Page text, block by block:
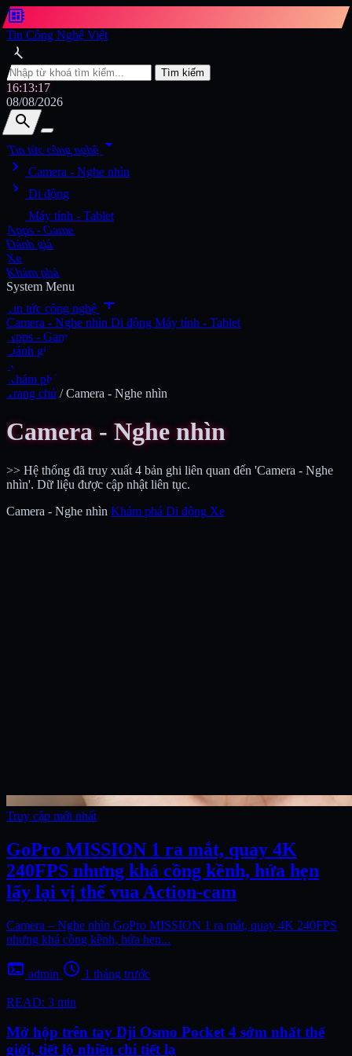
developer_board
Tin Công Nghệ Việt
search
Tìm kiếm
16:13:18
08/08/2026
search
search
Tin tức công nghệarrow_drop_down
chevron_right
Camera - Nghe nhìn
chevron_right Di động
Máy tính - Tablet
Apps - Game
Đánh giá
Xe
Khám phá
System Menu
Tin tức công nghệ add
Camera - Nghe nhìn Di động Máy tính - Tablet
Apps - Game
Đánh giá
Xe
Khám phá
Trang chủ / Camera - Nghe nhìn
Camera - Nghe nhìn
>> Hệ thống đã truy xuất 4 bản ghi liên quan đến 'Camera - Nghe
nhìn'. Dữ liệu được cập nhật liên tục.
Camera - Nghe nhìn Khám phá Di động Xe
Truy cập mới nhất
GoPro MISSION 1 ra mắt, quay 4K
240FPS nhưng khá cồng kềnh, hứa hẹn
lấy lại vị thế vua Action-cam
Camera – Nghe nhìn GoPro MISSION 1 ra mắt, quay 4K 240FPS
nhưng khá cồng kềnh, hứa hẹn...
terminal admin schedule 1 tháng trước
READ: 3 min
Mở hộp trên tay Dji Osmo Pocket 4 sớm nhất thế
giới, tiết lộ nhiều chi tiết lạ